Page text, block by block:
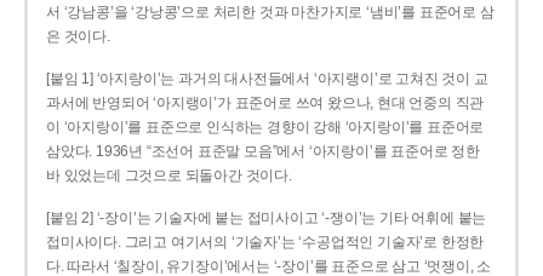
서 ‘강남콩’을 ‘강낭콩’으로 처리한 것과 마찬가지로 ‘냄비’를 표준어로 삼
은 것이다.
[붙임 1] ‘아지랑이’는 과거의 대사전들에서 ‘아지랭이’로 고쳐진 것이 교
과서에 반영되어 ‘아지랭이’가 표준어로 쓰여 왔으나, 현대 언중의 직관
이 ‘아지랑이’를 표준으로 인식하는 경향이 강해 ‘아지랑이’를 표준어로
삼았다. 1936년 “조선어 표준말 모음”에서 ‘아지랑이’를 표준어로 정한
바 있었는데 그것으로 되돌아간 것이다.
[붙임 2] ‘-장이’는 기술자에 붙는 접미사이고 ‘-쟁이’는 기타 어휘에 붙는
접미사이다. 그리고 여기서의 ‘기술자’는 ‘수공업적인 기술자’로 한정한
다. 따라서 ‘칠장이, 유기장이’에서는 ‘-장이’를 표준으로 삼고 ‘멋쟁이, 소